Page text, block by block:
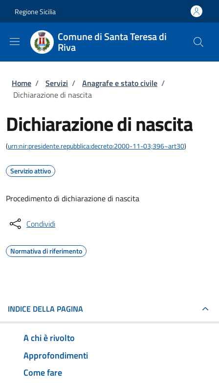
Regione Sicilia
Comune di Santa Teresa di
Riva
Briciole di pane
Home / Servizi / Anagrafe e stato civile /
Dichiarazione di nascita
Dichiarazione di nascita
(urn:nir:presidente.repubblica:decreto:2000-11-03;396~art30)
Servizio attivo
Procedimento di dichiarazione di nascita
Condividi
Normativa di riferimento
INDICE DELLA PAGINA
A chi è rivolto
Approfondimenti
Come fare